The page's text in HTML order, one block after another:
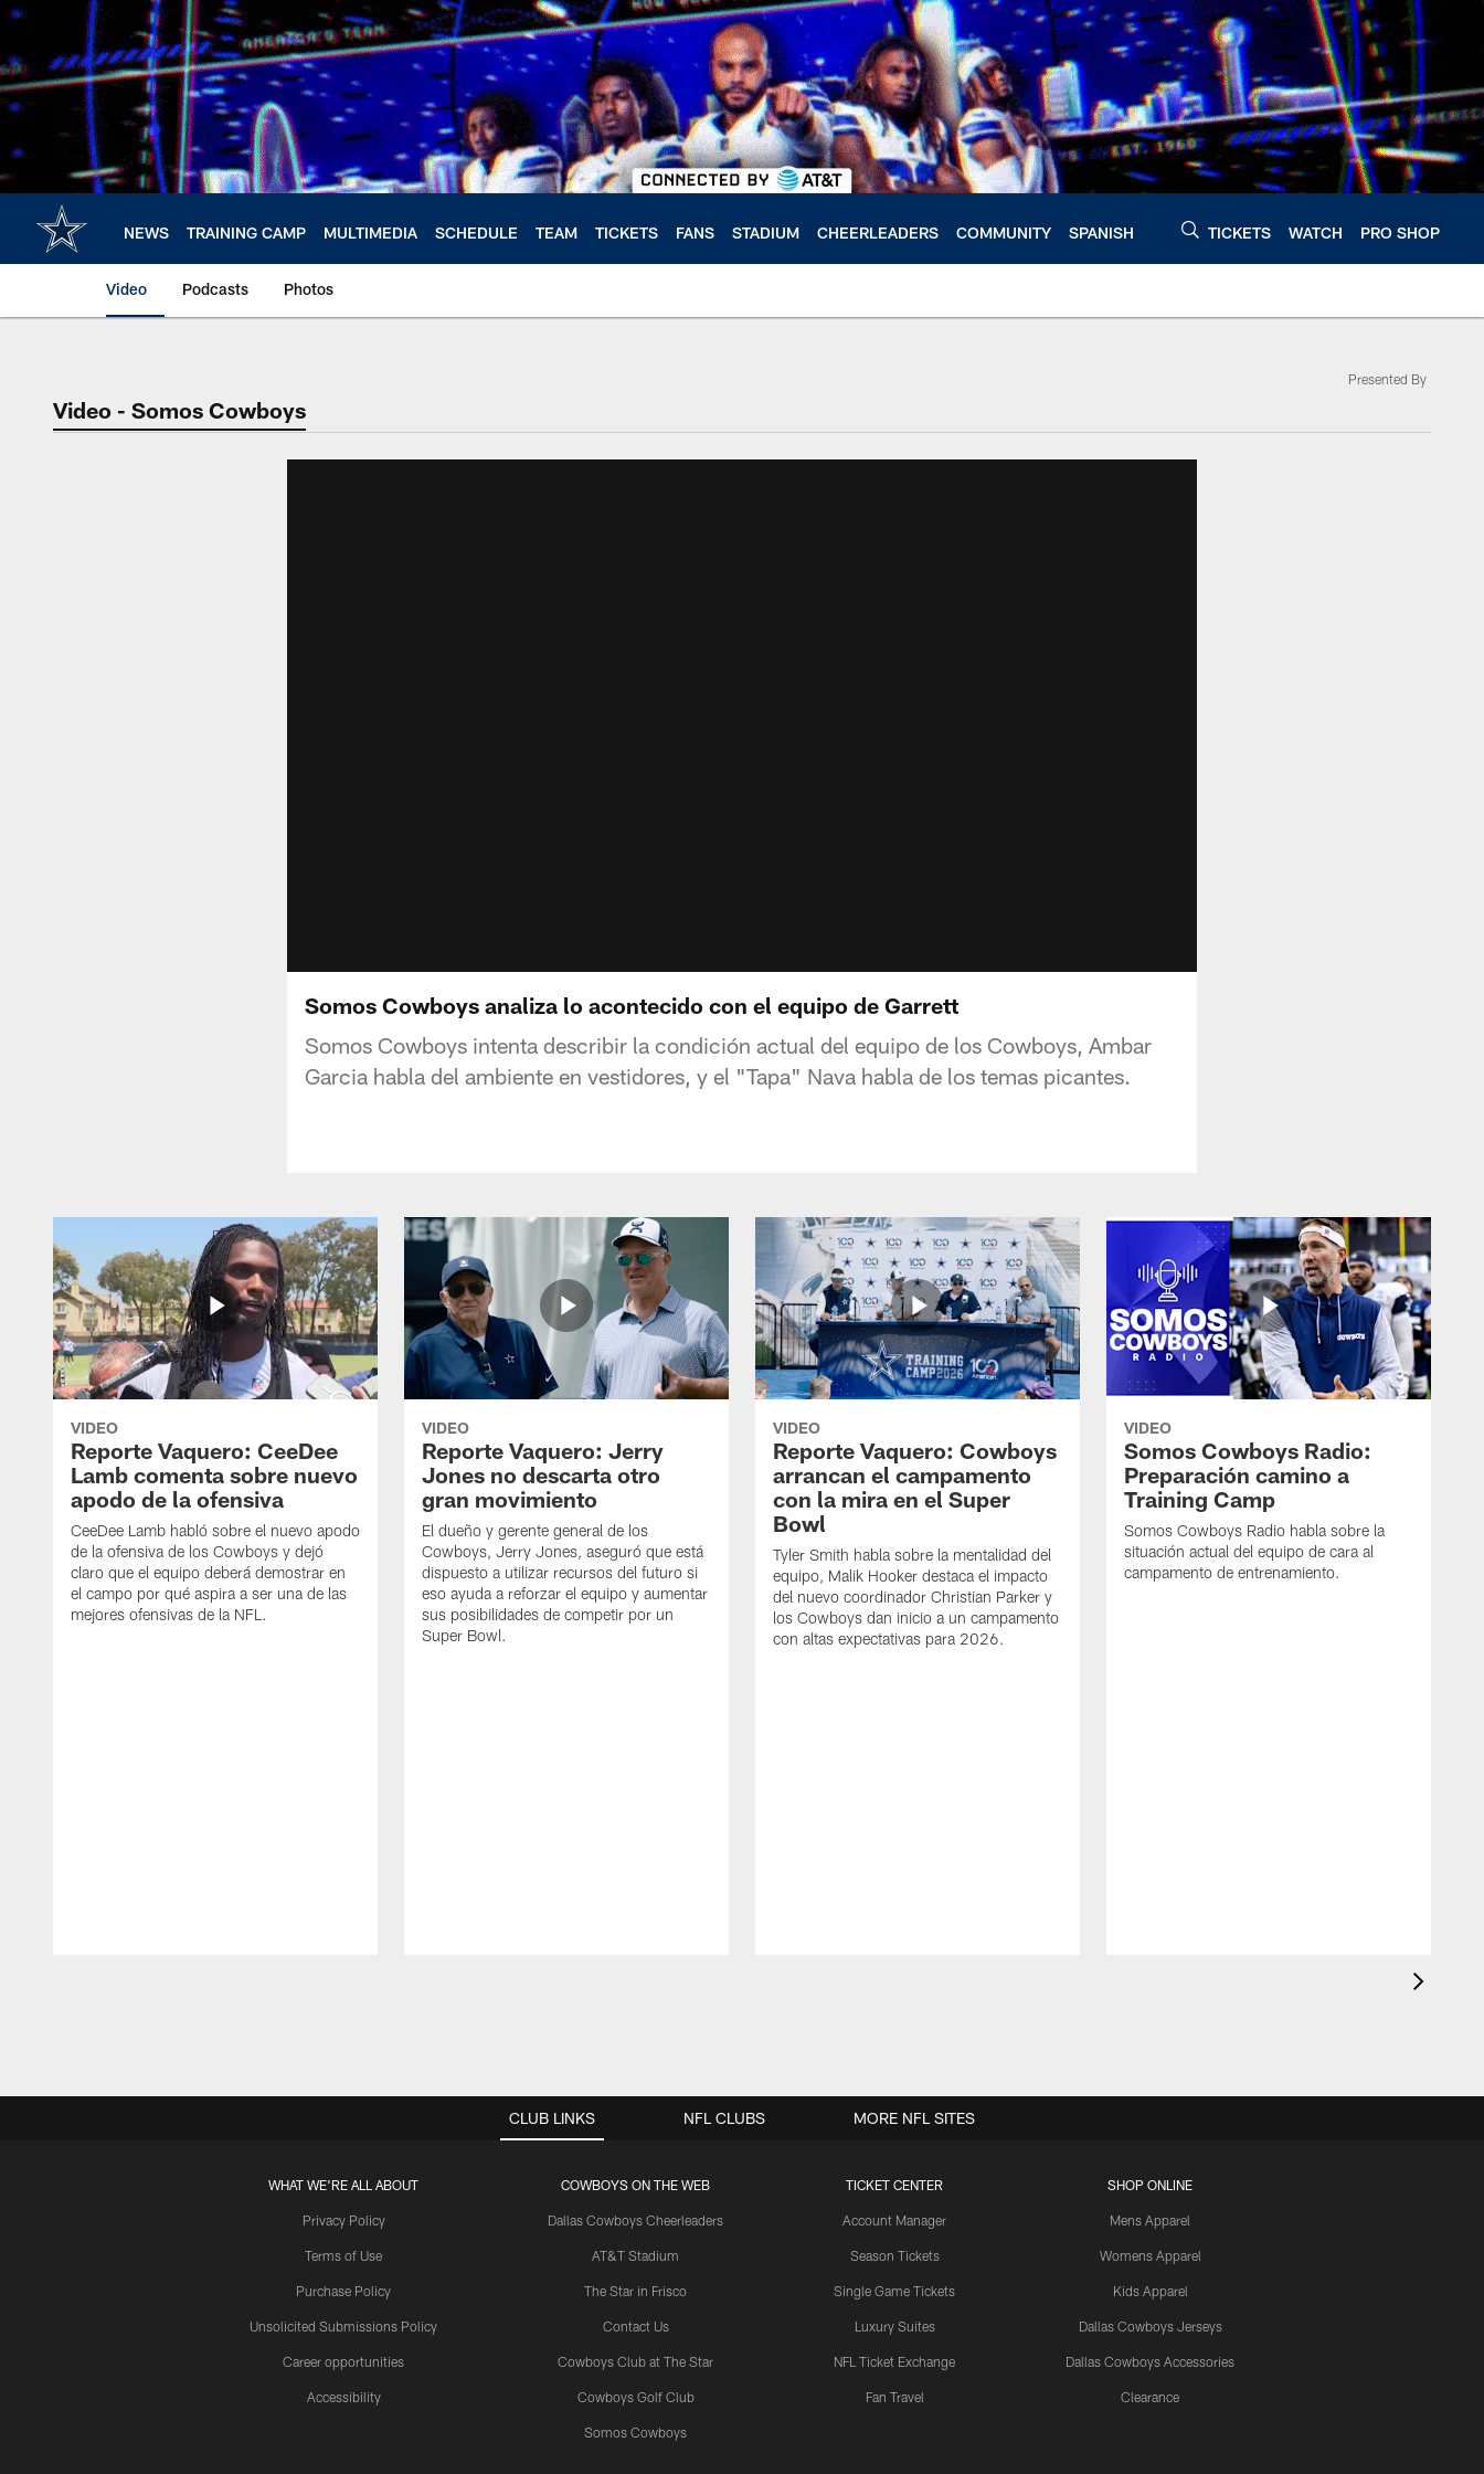
Skip
main
content
NEWS TRAINING CAMP MULTIMEDIA SCHEDULE TEAM TICKETS FANS STADIUM CHEERLEADERS COMMUNITY SPANISH TICKETS WATCH PRO SHOP
Video Podcasts Photos
Video - Somos Cowboys
Presented By
Somos Cowboys analiza lo acontecido con el equipo de Garrett
Somos Cowboys intenta describir la condición actual del equipo de los Cowboys, Ambar
Garcia habla del ambiente en vestidores, y el "Tapa" Nava habla de los temas picantes.
VIDEO
Reporte Vaquero: CeeDee
Lamb comenta sobre nuevo
apodo de la ofensiva
CeeDee Lamb habló sobre el nuevo apodo
de la ofensiva de los Cowboys y dejó
claro que el equipo deberá demostrar en
el campo por qué aspira a ser una de las
mejores ofensivas de la NFL.
VIDEO
Reporte Vaquero: Jerry
Jones no descarta otro
gran movimiento
El dueño y gerente general de los
Cowboys, Jerry Jones, aseguró que está
dispuesto a utilizar recursos del futuro si
eso ayuda a reforzar el equipo y aumentar
sus posibilidades de competir por un
Super Bowl.
VIDEO
Reporte Vaquero: Cowboys
arrancan el campamento
con la mira en el Super
Bowl
Tyler Smith habla sobre la mentalidad del
equipo, Malik Hooker destaca el impacto
del nuevo coordinador Christian Parker y
los Cowboys dan inicio a un campamento
con altas expectativas para 2026.
VIDEO
Somos Cowboys Radio:
Preparación camino a
Training Camp
Somos Cowboys Radio habla sobre la
situación actual del equipo de cara al
campamento de entrenamiento.
CLUB LINKS
WHAT WE'RE ALL ABOUT
Privacy Policy
Terms of Use
Purchase Policy
Unsolicited Submissions Policy
Career opportunities
Accessibility
COWBOYS ON THE WEB
Dallas Cowboys Cheerleaders
AT&T Stadium
The Star in Frisco
Contact Us
Cowboys Club at The Star
Cowboys Golf Club
Somos Cowboys
TICKET CENTER
Account Manager
Season Tickets
Single Game Tickets
Luxury Suites
NFL Ticket Exchange
Fan Travel
SHOP ONLINE
Mens Apparel
Womens Apparel
Kids Apparel
Dallas Cowboys Jerseys
Dallas Cowboys Accessories
Clearance
NFL CLUBS MORE NFL SITES